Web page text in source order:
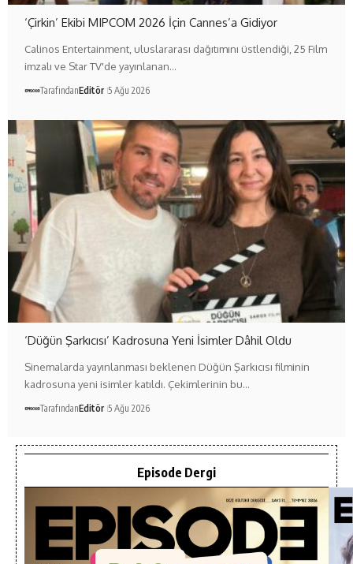
‘Çirkin’ Ekibi MIPCOM 2026 İçin Cannes’a Gidiyor
Calinos Entertainment, uluslararası dağıtımını üstlendiği, 25 Film
imzalı ve Star TV'de yayınlanan…
TarafındanEditör 5 Ağu 2026
‘Düğün Şarkıcısı’ Kadrosuna Yeni İsimler Dâhil Oldu
Sinemalarda yayınlanması beklenen Düğün Şarkıcısı filminin
kadrosuna yeni isimler katıldı. Çekimlerinin bu…
TarafındanEditör 5 Ağu 2026
Episode Dergi